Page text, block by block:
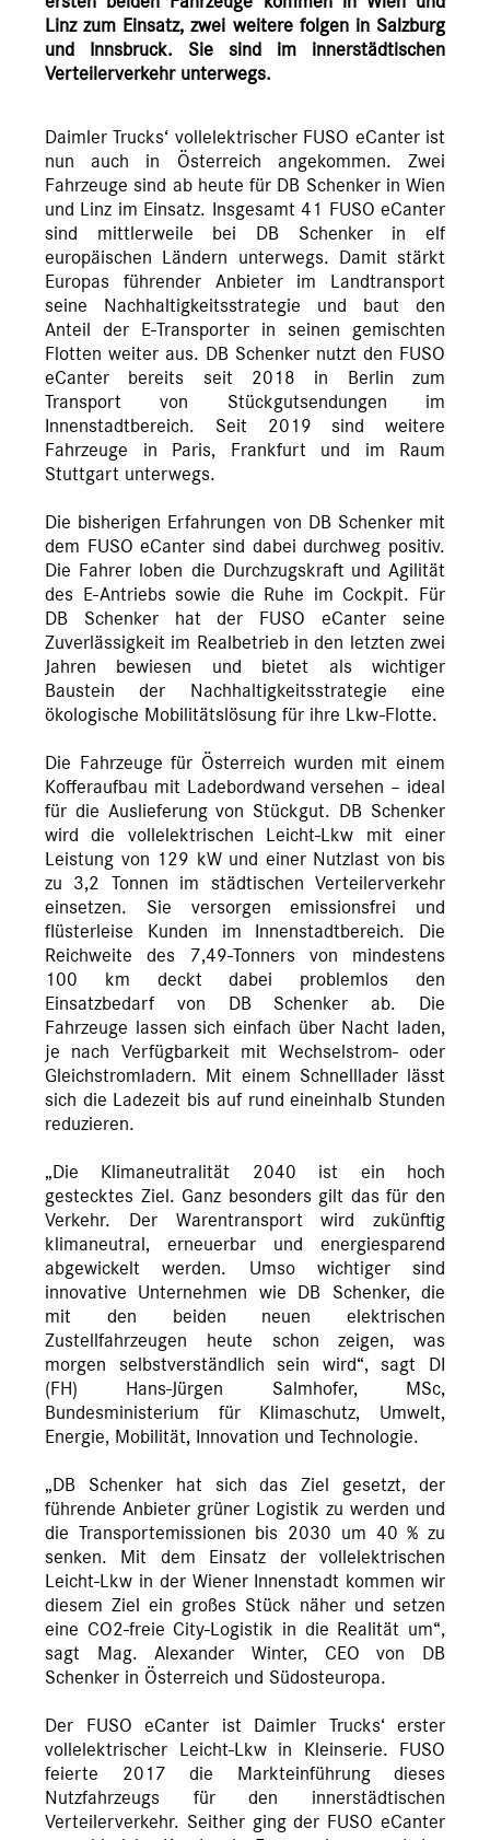
Linz zum Einsatz, zwei weitere folgen in Salzburg
und Innsbruck. Sie sind im innerstädtischen
Verteilerverkehr unterwegs.
Daimler Trucks‘ vollelektrischer FUSO eCanter ist
nun auch in Österreich angekommen. Zwei
Fahrzeuge sind ab heute für DB Schenker in Wien
und Linz im Einsatz. Insgesamt 41 FUSO eCanter
sind mittlerweile bei DB Schenker in elf
europäischen Ländern unterwegs. Damit stärkt
Europas führender Anbieter im Landtransport
seine Nachhaltigkeitsstrategie und baut den
Anteil der E-Transporter in seinen gemischten
Flotten weiter aus. DB Schenker nutzt den FUSO
eCanter bereits seit 2018 in Berlin zum
Transport von Stückgutsendungen im
Innenstadtbereich. Seit 2019 sind weitere
Fahrzeuge in Paris, Frankfurt und im Raum
Stuttgart unterwegs.
Die bisherigen Erfahrungen von DB Schenker mit
dem FUSO eCanter sind dabei durchweg positiv.
Die Fahrer loben die Durchzugskraft und Agilität
des E-Antriebs sowie die Ruhe im Cockpit. Für
DB Schenker hat der FUSO eCanter seine
Zuverlässigkeit im Realbetrieb in den letzten zwei
Jahren bewiesen und bietet als wichtiger
Baustein der Nachhaltigkeitsstrategie eine
ökologische Mobilitätslösung für ihre Lkw-Flotte.
Die Fahrzeuge für Österreich wurden mit einem
Kofferaufbau mit Ladebordwand versehen – ideal
für die Auslieferung von Stückgut. DB Schenker
wird die vollelektrischen Leicht-Lkw mit einer
Leistung von 129 kW und einer Nutzlast von bis
zu 3,2 Tonnen im städtischen Verteilerverkehr
einsetzen. Sie versorgen emissionsfrei und
flüsterleise Kunden im Innenstadtbereich. Die
Reichweite des 7,49-Tonners von mindestens
100 km deckt dabei problemlos den
Einsatzbedarf von DB Schenker ab. Die
Fahrzeuge lassen sich einfach über Nacht laden,
je nach Verfügbarkeit mit Wechselstrom- oder
Gleichstromladern. Mit einem Schnelllader lässt
sich die Ladezeit bis auf rund eineinhalb Stunden
reduzieren.
„Die Klimaneutralität 2040 ist ein hoch
gestecktes Ziel. Ganz besonders gilt das für den
Verkehr. Der Warentransport wird zukünftig
klimaneutral, erneuerbar und energiesparend
abgewickelt werden. Umso wichtiger sind
innovative Unternehmen wie DB Schenker, die
mit den beiden neuen elektrischen
Zustellfahrzeugen heute schon zeigen, was
morgen selbstverständlich sein wird“, sagt DI
(FH) Hans-Jürgen Salmhofer, MSc,
Bundesministerium für Klimaschutz, Umwelt,
Energie, Mobilität, Innovation und Technologie.
„DB Schenker hat sich das Ziel gesetzt, der
führende Anbieter grüner Logistik zu werden und
die Transportemissionen bis 2030 um 40 % zu
senken. Mit dem Einsatz der vollelektrischen
Leicht-Lkw in der Wiener Innenstadt kommen wir
diesem Ziel ein großes Stück näher und setzen
eine CO2-freie City-Logistik in die Realität um“,
sagt Mag. Alexander Winter, CEO von DB
Schenker in Österreich und Südosteuropa.
Der FUSO eCanter ist Daimler Trucks‘ erster
vollelektrischer Leicht-Lkw in Kleinserie. FUSO
feierte 2017 die Markteinführung dieses
Nutzfahrzeugs für den innerstädtischen
Verteilerverkehr. Seither ging der FUSO eCanter